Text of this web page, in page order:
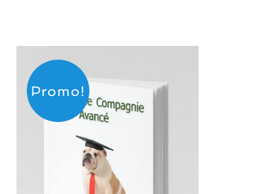
Promo!